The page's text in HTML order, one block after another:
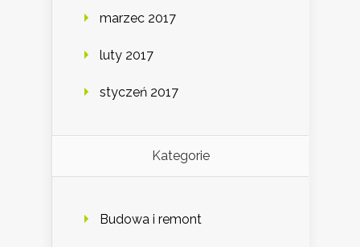
marzec 2017
luty 2017
styczeń 2017
Kategorie
Budowa i remont